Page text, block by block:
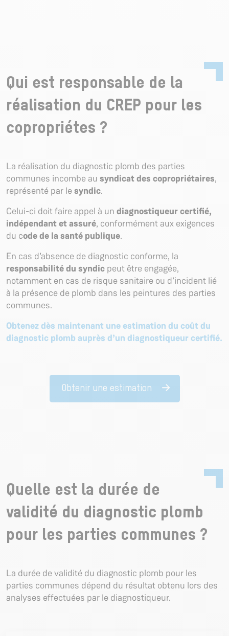
Qui est responsable de la
réalisation du CREP pour les
copropriétes ?
La réalisation du diagnostic plomb des parties
communes incombe au syndicat des copropriétaires,
représenté par lesyndic.
Celui-ci doit faire appel à un diagnostiqueur certifié,
indépendant et assuré, conformément aux exigences
du code de la santé publique.
En cas d’absence de diagnostic conforme, la
responsabilité du syndic peut être engagée,
notamment en cas de risque sanitaire ou d’incident lié
à la présence de plomb dans les peintures des parties
communes.
Obtenez dès maintenant une estimation du coût du
diagnostic plomb auprès d’un diagnostiqueur certifié.
Obtenir une estimation
Quelle est la durée de
validité du diagnostic plomb
pour les parties communes ?
La durée de validité du diagnostic plomb pour les
parties communes dépend du résultat obtenu lors des
analyses effectuées par le diagnostiqueur.